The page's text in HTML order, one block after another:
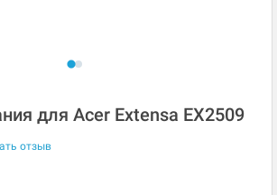
для Acer Extensa EX2509
отзыв